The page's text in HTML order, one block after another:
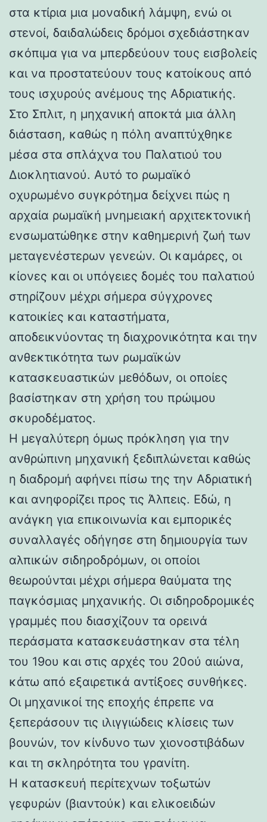
στα κτίρια μια μοναδική λάμψη, ενώ οι
στενοί, δαιδαλώδεις δρόμοι σχεδιάστηκαν
σκόπιμα για να μπερδεύουν τους εισβολείς
και να προστατεύουν τους κατοίκους από
τους ισχυρούς ανέμους της Αδριατικής.
Στο Σπλιτ, η μηχανική αποκτά μια άλλη
διάσταση, καθώς η πόλη αναπτύχθηκε
μέσα στα σπλάχνα του Παλατιού του
Διοκλητιανού. Αυτό το ρωμαϊκό
οχυρωμένο συγκρότημα δείχνει πώς η
αρχαία ρωμαϊκή μνημειακή αρχιτεκτονική
ενσωματώθηκε στην καθημερινή ζωή των
μεταγενέστερων γενεών. Οι καμάρες, οι
κίονες και οι υπόγειες δομές του παλατιού
στηρίζουν μέχρι σήμερα σύγχρονες
κατοικίες και καταστήματα,
αποδεικνύοντας τη διαχρονικότητα και την
ανθεκτικότητα των ρωμαϊκών
κατασκευαστικών μεθόδων, οι οποίες
βασίστηκαν στη χρήση του πρώιμου
σκυροδέματος.
Η μεγαλύτερη όμως πρόκληση για την
ανθρώπινη μηχανική ξεδιπλώνεται καθώς
η διαδρομή αφήνει πίσω της την Αδριατική
και ανηφορίζει προς τις Άλπεις. Εδώ, η
ανάγκη για επικοινωνία και εμπορικές
συναλλαγές οδήγησε στη δημιουργία των
αλπικών σιδηροδρόμων, οι οποίοι
θεωρούνται μέχρι σήμερα θαύματα της
παγκόσμιας μηχανικής. Οι σιδηροδρομικές
γραμμές που διασχίζουν τα ορεινά
περάσματα κατασκευάστηκαν στα τέλη
του 19ου και στις αρχές του 20ού αιώνα,
κάτω από εξαιρετικά αντίξοες συνθήκες.
Οι μηχανικοί της εποχής έπρεπε να
ξεπεράσουν τις ιλιγγιώδεις κλίσεις των
βουνών, τον κίνδυνο των χιονοστιβάδων
και τη σκληρότητα του γρανίτη.
Η κατασκευή περίτεχνων τοξωτών
γεφυρών (βιαντούκ) και ελικοειδών